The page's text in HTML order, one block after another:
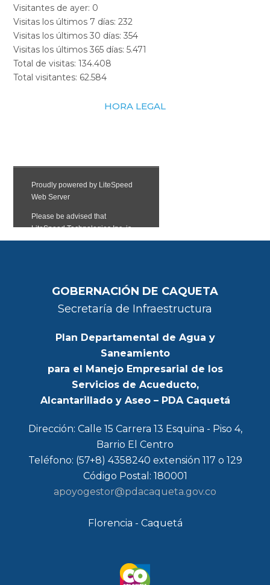
Visitantes de ayer: 0
Visitas los últimos 7 días:232
Visitas los últimos 30 días:354
Visitas los últimos 365 días:5.471
Total de visitas:134.408
Total visitantes: 62.584
HORA LEGAL
GOBERNACIÓN DE CAQUETA
Secretaría de Infraestructura
Plan Departamental de Agua y
Saneamiento
para el Manejo Empresarial de los
Servicios de Acueducto,
Alcantarillado y Aseo – PDA Caquetá
Dirección: Calle 15 Carrera 13 Esquina - Piso 4,
Barrio El Centro
Teléfono: (57+8) 4358240 extensión 117 o 129
Código Postal: 180001
apoyogestor@pdacaqueta.gov.co
Florencia - Caquetá